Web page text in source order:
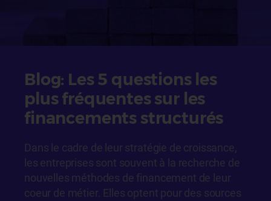
Blog: Les 5 questions les
plus fréquentes sur les
financements structurés
Dans le cadre de leur stratégie de croissance,
les entreprises sont souvent à la recherche de
nouvelles méthodes de financement de leur
coeur de métier. Elles optent pour des sources